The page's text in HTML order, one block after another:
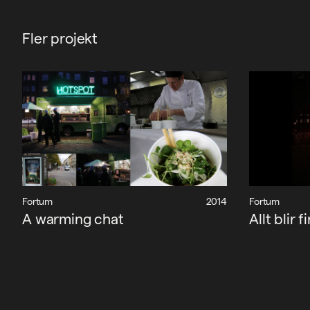
Fler projekt
Fortum 2014
A warming chat
Fortum
Allt blir